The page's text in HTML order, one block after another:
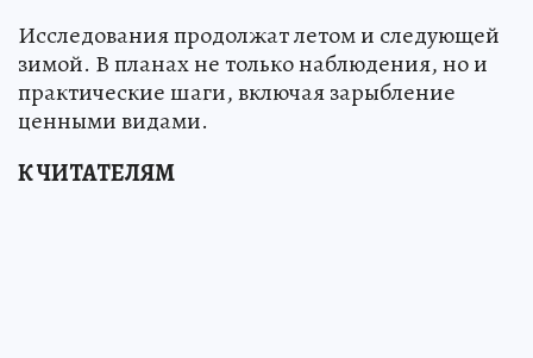
Исследования продолжат летом и следующей
зимой. В планах не только наблюдения, но и
практические шаги, включая зарыбление
ценными видами.
К ЧИТАТЕЛЯМ